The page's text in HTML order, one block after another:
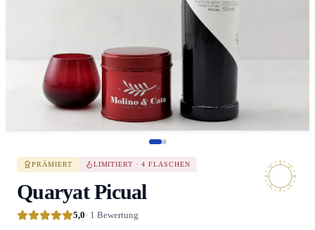
PRÄMIERT LIMITIERT · 4 FLASCHEN
Quaryat Picual
5,0· 1 Bewertung